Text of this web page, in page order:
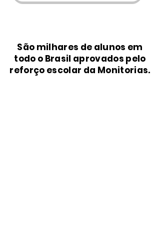
São milhares de alunos em
todo o Brasil aprovados pelo
reforço escolar da Monitorias.